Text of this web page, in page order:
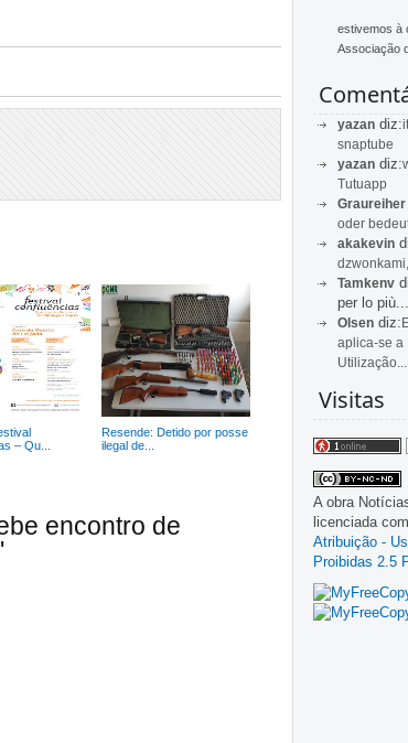
– Qu...
Resende: Detido por posse
ilegal de...
encontro de
estivemos à
Associação
yazan diz:
snaptube
yazan diz:
Tutuapp
Graureiher
oder
akakevin
Tamkenv
per lo più...
Olsen diz:
aplica-se a
Utilização...
Visitas
A obra
licenciada
Atribuição -
Proibidas 2.5